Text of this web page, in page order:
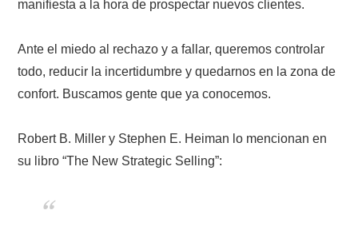
manifiesta a la hora de prospectar nuevos clientes.
Ante el miedo al rechazo y a fallar, queremos controlar
todo, reducir la incertidumbre y quedarnos en la zona de
confort. Buscamos gente que ya conocemos.
Robert B. Miller y Stephen E. Heiman lo mencionan en
su libro “The New Strategic Selling”: